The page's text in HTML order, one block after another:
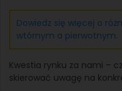
Dowiedz się więcej o
wtórnym a pierwotnym.
Kwestia rynku za nami –
skierować uwagę na